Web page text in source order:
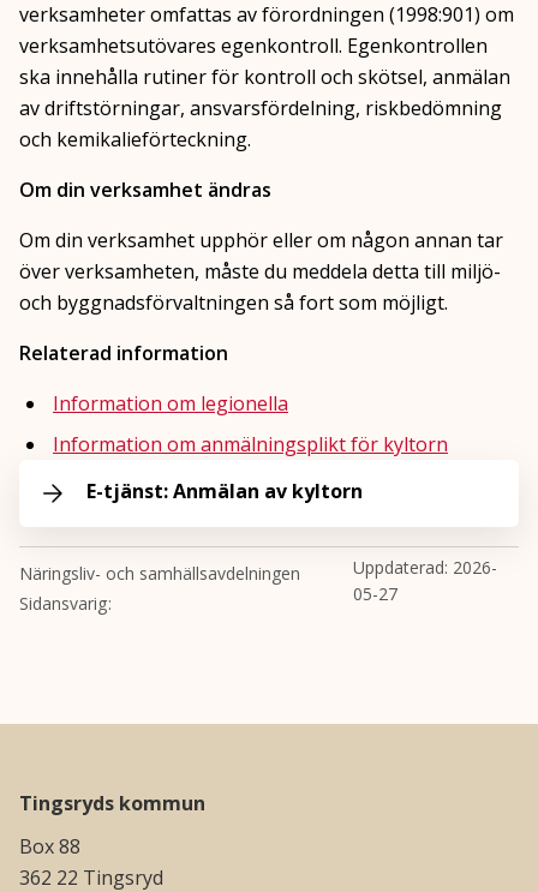
verksamheter omfattas av förordningen (1998:901) om
verksamhetsutövares egenkontroll. Egenkontrollen
ska innehålla rutiner för kontroll och skötsel, anmälan
av driftstörningar, ansvarsfördelning, riskbedömning
och kemikalieförteckning.
Om din verksamhet ändras
Om din verksamhet upphör eller om någon annan tar
över verksamheten, måste du meddela detta till miljö-
och byggnadsförvaltningen så fort som möjligt.
Relaterad information
Information om legionella
Information om anmälningsplikt för kyltorn
E-tjänst: Anmälan av kyltorn
Näringsliv- och samhällsavdelningen
Sidansvarig
Uppdaterad: 2026-
05-27
Tingsryds kommun
Box 88
362 22 Tingsryd